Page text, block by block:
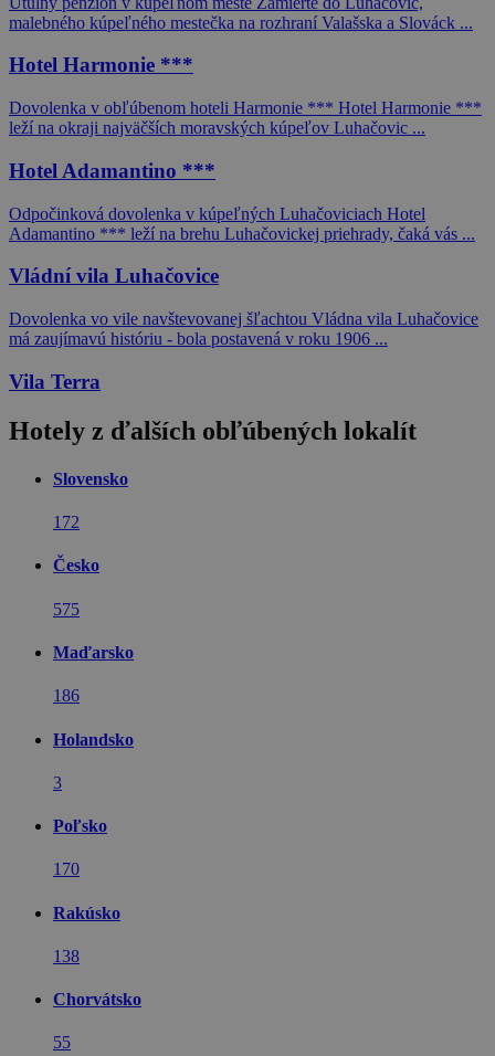
malebného kúpeľného mestečka na rozhraní Valašska a Slováck ...
Hotel Harmonie ***
Dovolenka v obľúbenom hoteli Harmonie *** Hotel Harmonie ***
leží na okraji najväčších moravských kúpeľov Luhačovic ...
Hotel Adamantino ***
Odpočinková dovolenka v kúpeľných Luhačoviciach Hotel
Adamantino *** leží na brehu Luhačovickej priehrady, čaká vás ...
Vládní vila Luhačovice
Dovolenka vo vile navštevovanej šľachtou Vládna vila Luhačovice
má zaujímavú históriu - bola postavená v roku 1906 ...
Vila Terra
Hotely z ďalších obľúbených lokalít
Slovensko
172
Česko
575
Maďarsko
186
Holandsko
3
Poľsko
170
Rakúsko
138
Chorvátsko
55